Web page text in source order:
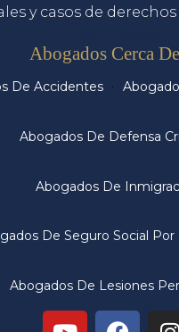
y casos de
Abogados Cerca
De Accidentes
Abogados De Defensa
Abogados De
De Seguro Social Por
Abogados De Lesiones